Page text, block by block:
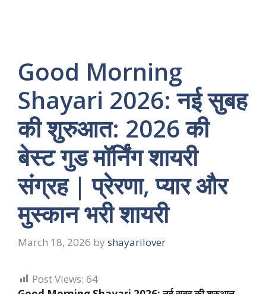
Good Morning
Shayari 2026: नई सुबह
की शुरुआत: 2026 की
बेस्ट गुड मॉर्निंग शायरी
संग्रह | प्रेरणा, प्यार और
मुस्कान भरी शायरी
March 18, 2026 by shayarilover
Post Views: 64